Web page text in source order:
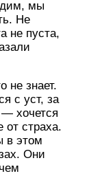
мы
Не
не пуста,
не знает.
с уст, за
хочется
от страха.
в этом
Они